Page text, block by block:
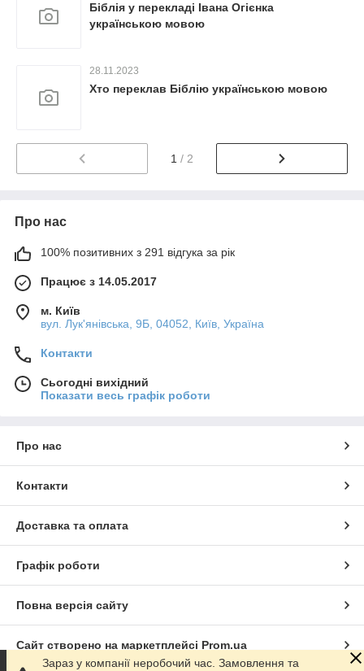
Біблія у перекладі Івана Огієнка
українською мовою
28.11.2023
Хто переклав Біблію українською мовою
1 / 2
Про нас
100% позитивних з 291 відгука за рік
Працює з 14.05.2017
м. Київ
вул. Лук'янівська, 9Б, 04052, Київ, Україна
Контакти
Сьогодні вихідний
Показати весь графік роботи
Про нас
Контакти
Доставка та оплата
Графік роботи
Повна версія сайту
Сайт створено на маркетплейсі Prom.ua
Зараз у компанії неробочий час. Замовлення та